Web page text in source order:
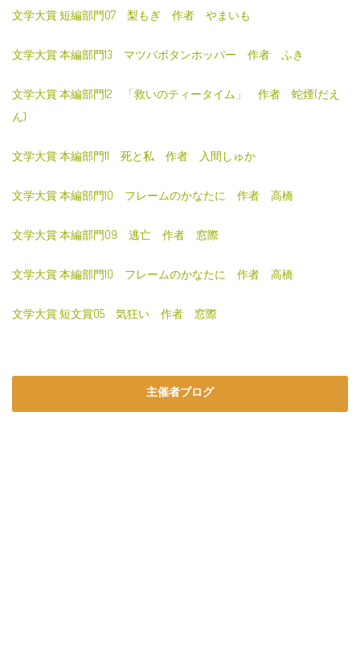
文学大賞 短編部門07 梨もぎ 作者 やまいも
文学大賞 本編部門13 マツバボタンホッパー 作者 ふき
文学大賞 本編部門12 「救いのティータイム」 作者 蛇煙(だえ
ん)
文学大賞 本編部門11 死と私 作者 入間しゅか
文学大賞 本編部門10 フレームのかなたに 作者 高橋
文学大賞 本編部門09 逃亡 作者 窓際
文学大賞 本編部門10 フレームのかなたに 作者 高橋
文学大賞 短文賞05 気狂い 作者 窓際
主催者ブログ